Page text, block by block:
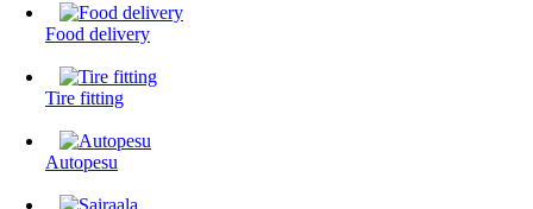
Food delivery
Tire fitting
Autopesu